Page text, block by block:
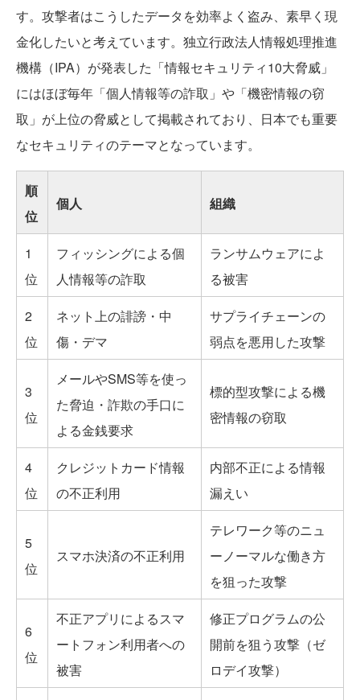
す。攻撃者はこうしたデータを効率よく盗み、素早く現
金化したいと考えています。独立行政法人情報処理推進
機構（IPA）が発表した「情報セキュリティ10大脅威」
にはほぼ毎年「個人情報等の詐取」や「機密情報の窃
取」が上位の脅威として掲載されており、日本でも重要
なセキュリティのテーマとなっています。
順
位
個人 組織
1
位
フィッシングによる個
人情報等の詐取
ランサムウェアによ
る被害
2
位
ネット上の誹謗・中
傷・デマ
サプライチェーンの
弱点を悪用した攻撃
3
位
メールやSMS等を使っ
た脅迫・詐欺の手口に
よる金銭要求
標的型攻撃による機
密情報の窃取
4
位
クレジットカード情報
の不正利用
内部不正による情報
漏えい
5
位
スマホ決済の不正利用
テレワーク等のニュ
ーノーマルな働き方
を狙った攻撃
6
位
不正アプリによるスマ
ートフォン利用者への
被害
修正プログラムの公
開前を狙う攻撃（ゼ
ロデイ攻撃）